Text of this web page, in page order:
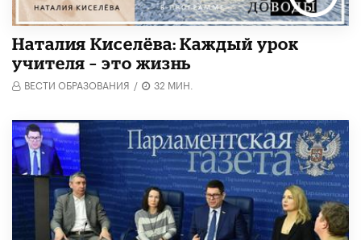
Наталия Киселёва: Каждый урок
учителя – это жизнь
ВЕСТИ ОБРАЗОВАНИЯ / 32 МИН.